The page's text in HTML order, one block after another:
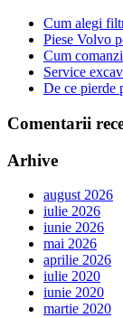
Cum alegi
Piese Volvo
Cum
Service
De ce pierde
Comentarii
Arhive
august 2026
iulie 2026
iunie 2026
mai 2026
aprilie 2026
iulie 2020
iunie 2020
martie 2020